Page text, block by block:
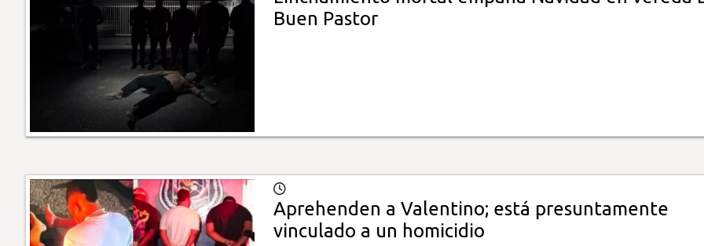
Buen Pastor
Aprehenden a Valentino; está presuntamente
vinculado a un homicidio